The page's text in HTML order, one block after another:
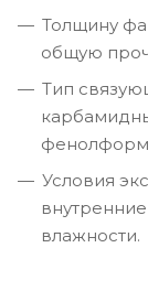
Толщину
общую
Тип
Условия
влажности.